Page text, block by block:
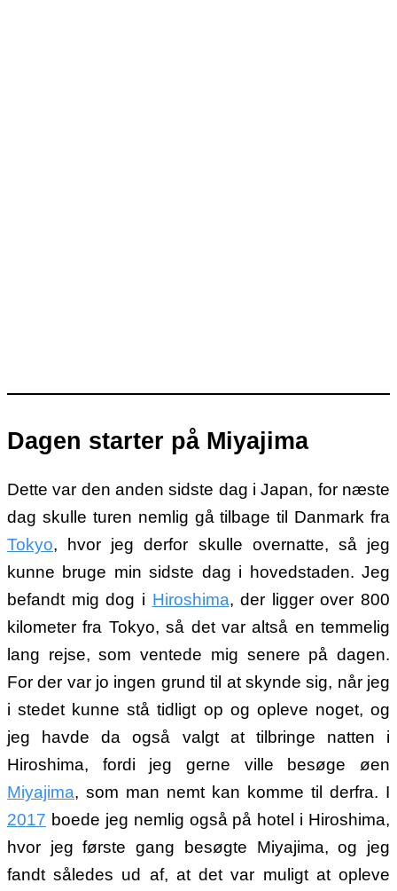
Dagen starter på Miyajima
Dette var den anden sidste dag i Japan, for næste
dag skulle turen nemlig gå tilbage til Danmark fra
Tokyo, hvor jeg derfor skulle overnatte, så jeg
kunne bruge min sidste dag i hovedstaden. Jeg
befandt mig dog i Hiroshima, der ligger over 800
kilometer fra Tokyo, så det var altså en temmelig
lang rejse, som ventede mig senere på dagen.
For der var jo ingen grund til at skynde sig, når jeg
i stedet kunne stå tidligt op og opleve noget, og
jeg havde da også valgt at tilbringe natten i
Hiroshima, fordi jeg gerne ville besøge øen
Miyajima, som man nemt kan komme til derfra. I
2017 boede jeg nemlig også på hotel i Hiroshima,
hvor jeg første gang besøgte Miyajima, og jeg
fandt således ud af, at det var muligt at opleve